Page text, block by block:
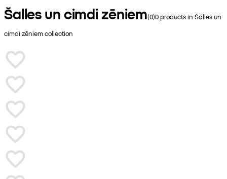
Šalles un cimdi zēniem(0)0products inŠalles un
cimdi zēniemcollection